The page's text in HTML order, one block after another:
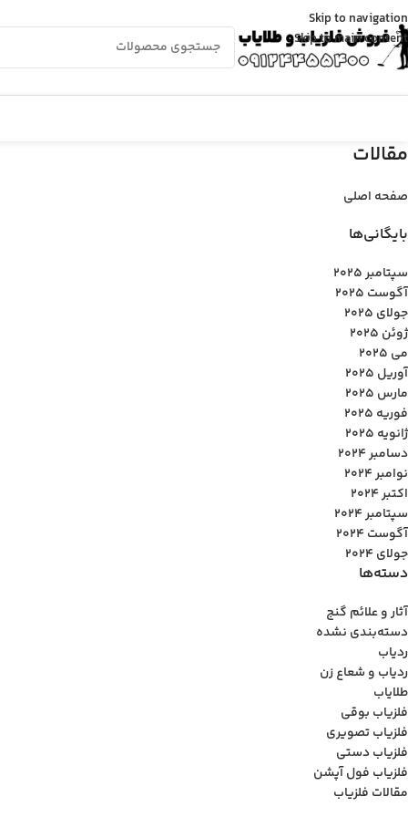
Skip to navigation
Skip to main content
مقالات
صفحه اصلی
بایگانی‌ها
سپتامبر 2025
آگوست 2025
جولای 2025
ژوئن 2025
می 2025
آوریل 2025
مارس 2025
فوریه 2025
ژانویه 2025
دسامبر 2024
نوامبر 2024
اکتبر 2024
سپتامبر 2024
آگوست 2024
جولای 2024
دسته‌ها
آثار و علائم گنج
دسته‌بندی نشده
ردیاب
ردیاب و شعاع زن
طلایاب
فلزیاب بوقی
فلزیاب تصویری
فلزیاب دستی
فلزیاب فول آپشن
مقالات فلزیاب